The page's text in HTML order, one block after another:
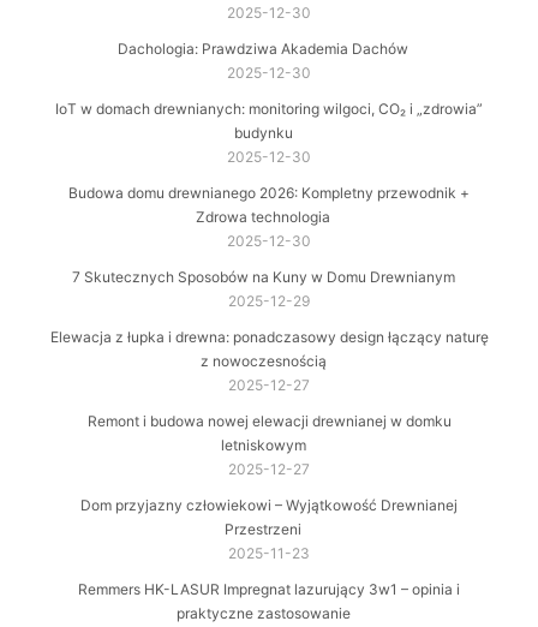
2025-12-30
Dachologia: Prawdziwa Akademia Dachów
2025-12-30
IoT w domach drewnianych: monitoring wilgoci, CO₂ i „zdrowia”
budynku
2025-12-30
Budowa domu drewnianego 2026: Kompletny przewodnik +
Zdrowa technologia
2025-12-30
7 Skutecznych Sposobów na Kuny w Domu Drewnianym
2025-12-29
Elewacja z łupka i drewna: ponadczasowy design łączący naturę
z nowoczesnością
2025-12-27
Remont i budowa nowej elewacji drewnianej w domku
letniskowym
2025-12-27
Dom przyjazny człowiekowi – Wyjątkowość Drewnianej
Przestrzeni
2025-11-23
Remmers HK-LASUR Impregnat lazurujący 3w1 – opinia i
praktyczne zastosowanie